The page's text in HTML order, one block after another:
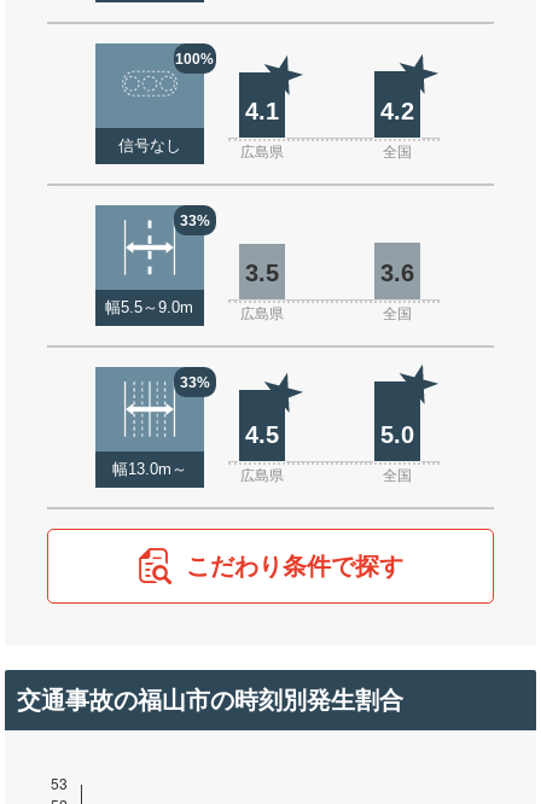
100%
信号なし
4.1 4.2
広島県 全国
33%
幅5.5～9.0m
3.5 3.6
広島県 全国
33%
幅13.0m～
4.5 5.0
広島県 全国
こだわり条件で探す
交通事故の福山市の時刻別発生割合